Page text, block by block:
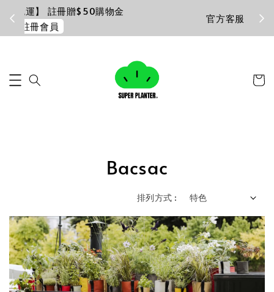
官方客服
Bacsac
排列方式 :